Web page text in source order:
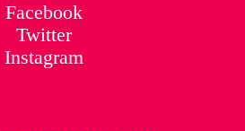
Facebook
Twitter
Instagram